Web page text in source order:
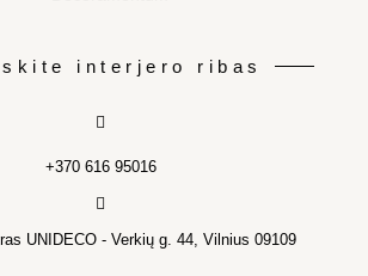
interjero ribas
+370 616 95016
UNIDECO - Verkių g. 44, Vilnius 09109